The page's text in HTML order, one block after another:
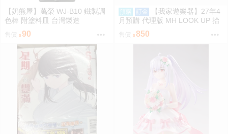
【奶熊屋】萬榮 WJ-B10 鐵製調
色棒 附塗料皿 台灣製造
售價 90
預購 訂金
【我家遊樂器】27年4
月預購 代理版 MH LOOK UP 抬
頭系列 刀劍亂舞ONLINE 加州清
售價 850